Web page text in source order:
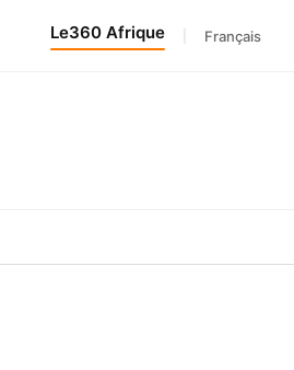
Le360 Afrique Français